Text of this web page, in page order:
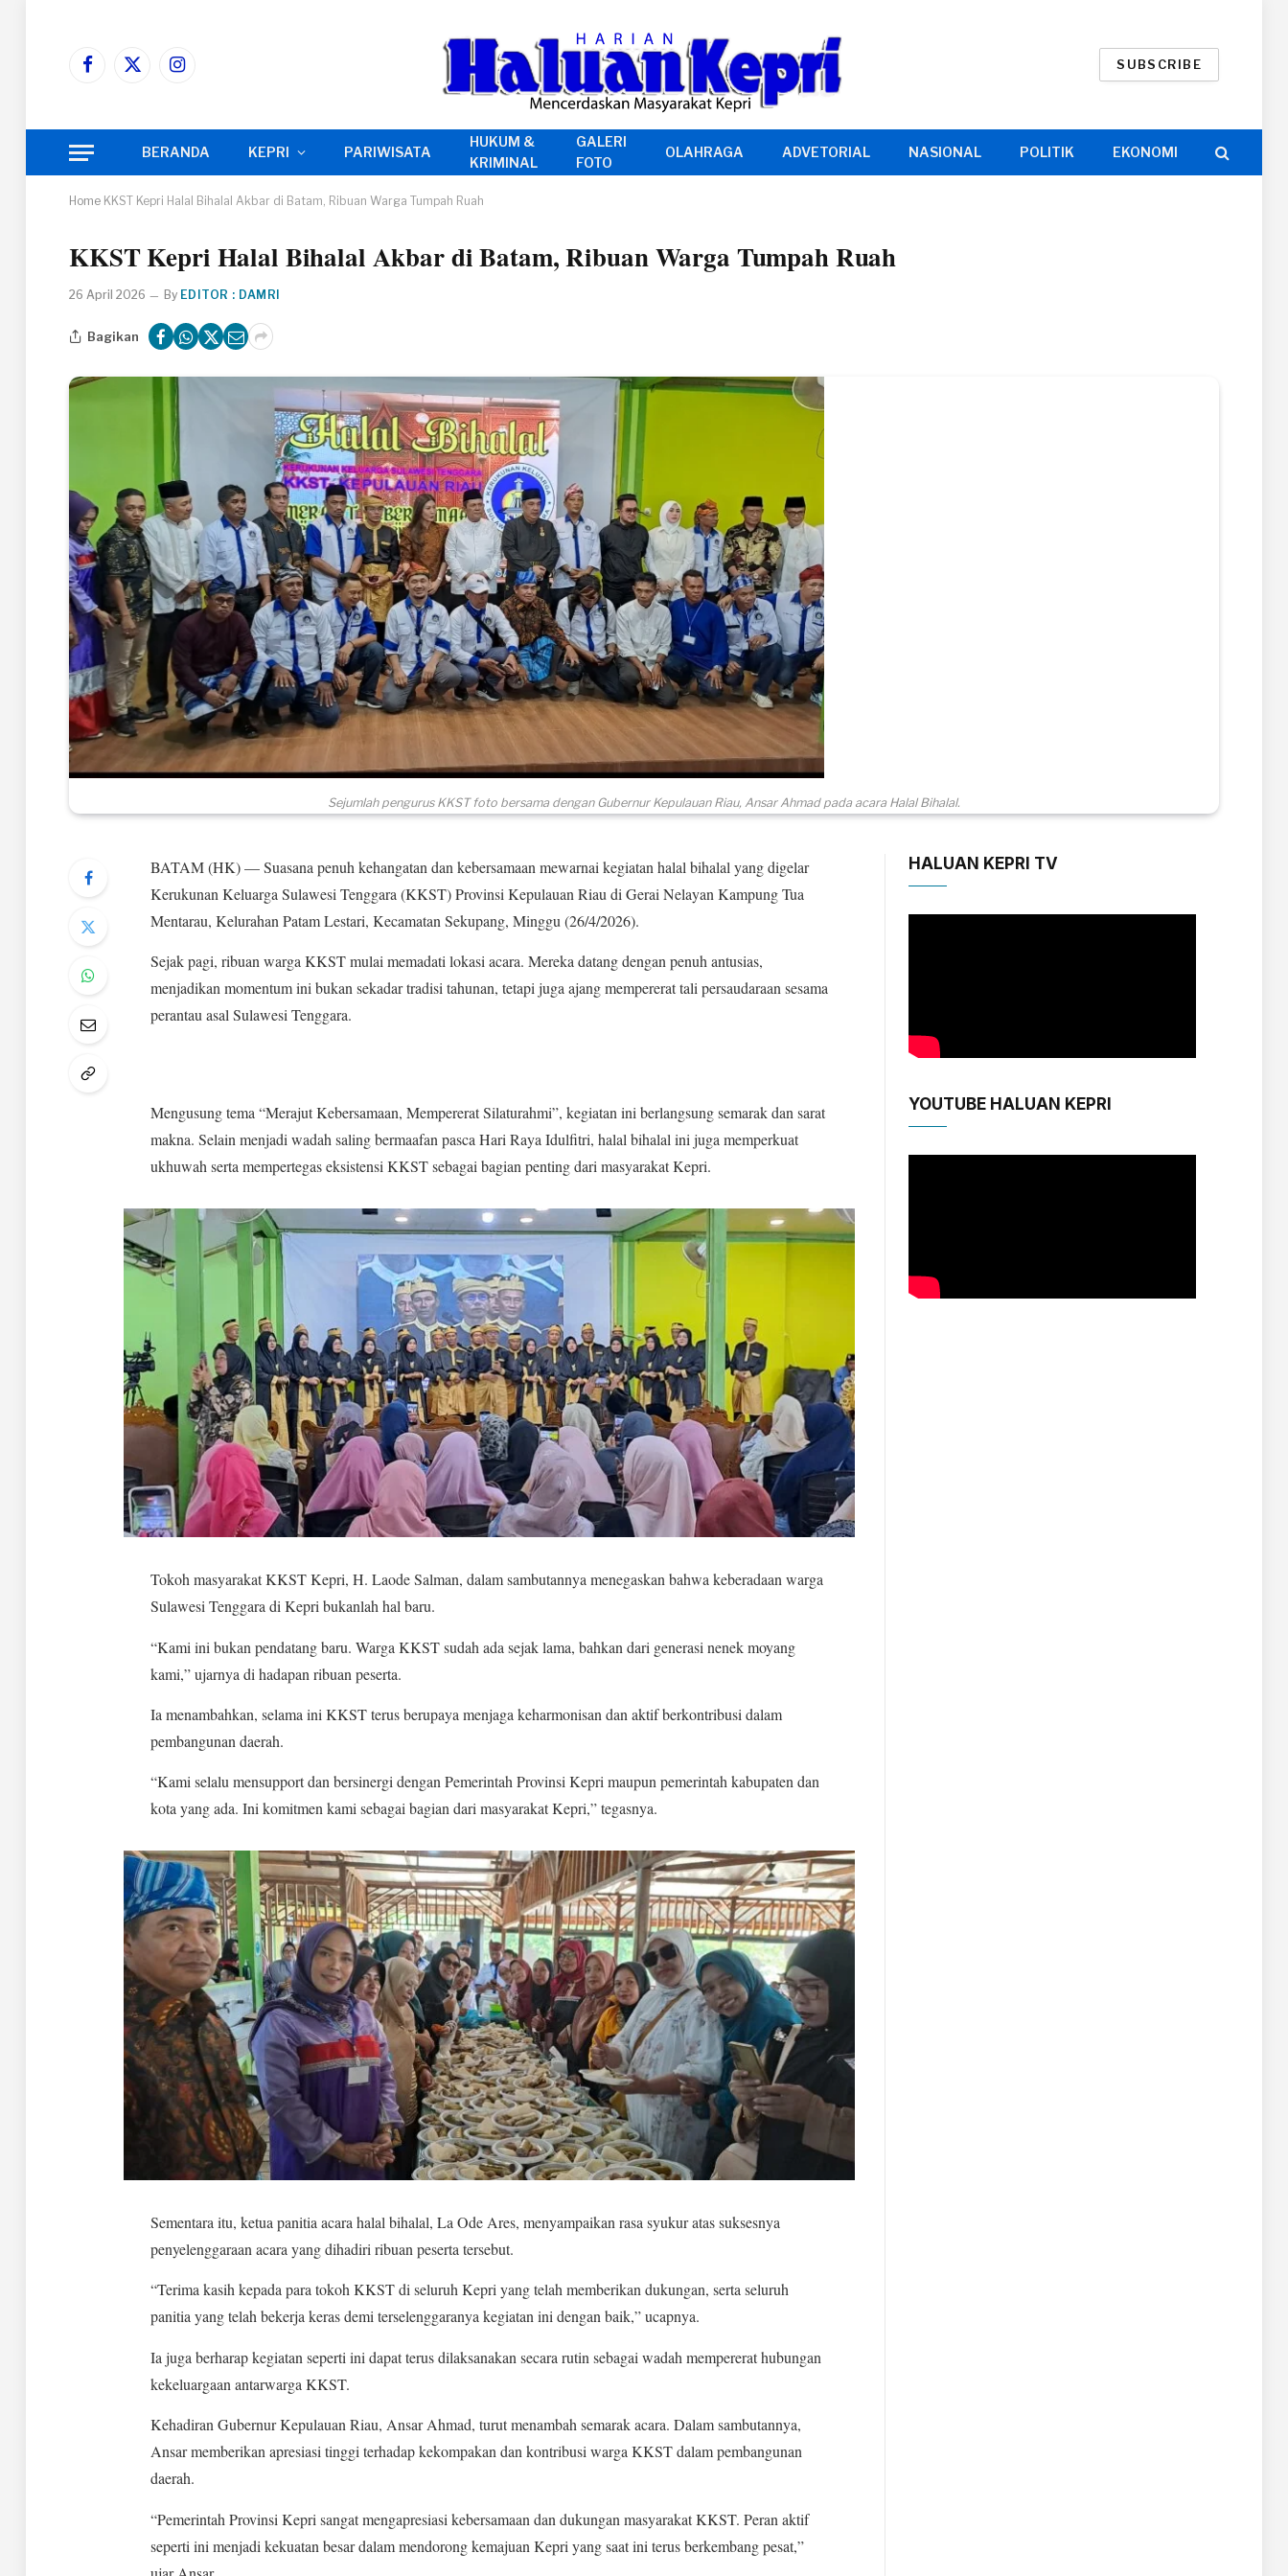
Facebook
X
Instagram
SUBSCRIBE
BERANDA KEPRI PARIWISATA
HUKUM &
KRIMINAL
GALERI
FOTO
OLAHRAGA ADVETORIAL NASIONAL POLITIK EKONOMI
Home KKST Kepri Halal Bihalal Akbar di Batam, Ribuan Warga Tumpah Ruah
KKST Kepri Halal Bihalal Akbar di Batam, Ribuan Warga Tumpah Ruah
26 April 2026 By EDITOR : DAMRI
Bagikan
Sejumlah pengurus KKST foto bersama dengan Gubernur Kepulauan Riau, Ansar Ahmad pada acara Halal Bihalal.
BATAM (HK) — Suasana penuh kehangatan dan kebersamaan mewarnai kegiatan halal bihalal yang digelar
Kerukunan Keluarga Sulawesi Tenggara (KKST) Provinsi Kepulauan Riau di Gerai Nelayan Kampung Tua
Mentarau, Kelurahan Patam Lestari, Kecamatan Sekupang, Minggu (26/4/2026).
Sejak pagi, ribuan warga KKST mulai memadati lokasi acara. Mereka datang dengan penuh antusias,
menjadikan momentum ini bukan sekadar tradisi tahunan, tetapi juga ajang mempererat tali persaudaraan sesama
perantau asal Sulawesi Tenggara.
Mengusung tema “Merajut Kebersamaan, Mempererat Silaturahmi”, kegiatan ini berlangsung semarak dan sarat
makna. Selain menjadi wadah saling bermaafan pasca Hari Raya Idulfitri, halal bihalal ini juga memperkuat
ukhuwah serta mempertegas eksistensi KKST sebagai bagian penting dari masyarakat Kepri.
Tokoh masyarakat KKST Kepri, H. Laode Salman, dalam sambutannya menegaskan bahwa keberadaan warga
Sulawesi Tenggara di Kepri bukanlah hal baru.
“Kami ini bukan pendatang baru. Warga KKST sudah ada sejak lama, bahkan dari generasi nenek moyang
kami,” ujarnya di hadapan ribuan peserta.
Ia menambahkan, selama ini KKST terus berupaya menjaga keharmonisan dan aktif berkontribusi dalam
pembangunan daerah.
“Kami selalu mensupport dan bersinergi dengan Pemerintah Provinsi Kepri maupun pemerintah kabupaten dan
kota yang ada. Ini komitmen kami sebagai bagian dari masyarakat Kepri,” tegasnya.
Sementara itu, ketua panitia acara halal bihalal, La Ode Ares, menyampaikan rasa syukur atas suksesnya
penyelenggaraan acara yang dihadiri ribuan peserta tersebut.
“Terima kasih kepada para tokoh KKST di seluruh Kepri yang telah memberikan dukungan, serta seluruh
panitia yang telah bekerja keras demi terselenggaranya kegiatan ini dengan baik,” ucapnya.
Ia juga berharap kegiatan seperti ini dapat terus dilaksanakan secara rutin sebagai wadah mempererat hubungan
kekeluargaan antarwarga KKST.
Kehadiran Gubernur Kepulauan Riau, Ansar Ahmad, turut menambah semarak acara. Dalam sambutannya,
Ansar memberikan apresiasi tinggi terhadap kekompakan dan kontribusi warga KKST dalam pembangunan
daerah.
“Pemerintah Provinsi Kepri sangat mengapresiasi kebersamaan dan dukungan masyarakat KKST. Peran aktif
seperti ini menjadi kekuatan besar dalam mendorong kemajuan Kepri yang saat ini terus berkembang pesat,”
HALUAN KEPRI TV
YOUTUBE HALUAN KEPRI